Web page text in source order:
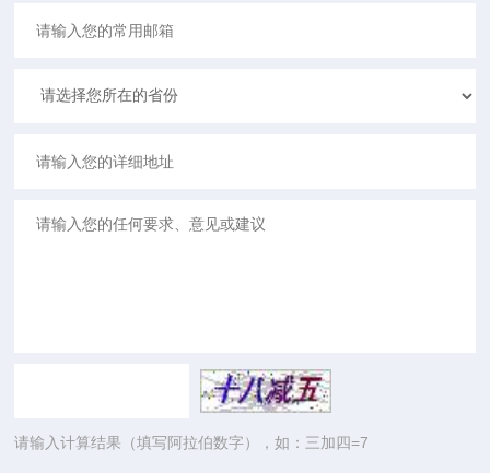
请输入计算结果（填写阿拉伯数字），如：三加四=7